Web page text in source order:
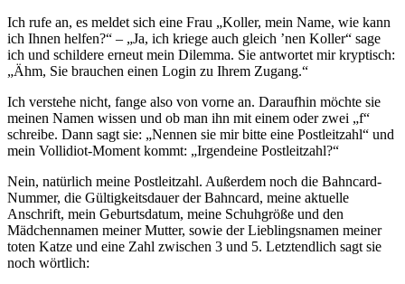
Ich rufe an, es meldet sich eine Frau „Koller, mein Name, wie kann
ich Ihnen helfen?“ – „Ja, ich kriege auch gleich ’nen Koller“ sage
ich und schildere erneut mein Dilemma. Sie antwortet mir kryptisch:
„Ähm, Sie brauchen einen Login zu Ihrem Zugang.“
Ich verstehe nicht, fange also von vorne an. Daraufhin möchte sie
meinen Namen wissen und ob man ihn mit einem oder zwei „f“
schreibe. Dann sagt sie: „Nennen sie mir bitte eine Postleitzahl“ und
mein Vollidiot-Moment kommt: „Irgendeine Postleitzahl?“
Nein, natürlich meine Postleitzahl. Außerdem noch die Bahncard-
Nummer, die Gültigkeitsdauer der Bahncard, meine aktuelle
Anschrift, mein Geburtsdatum, meine Schuhgröße und den
Mädchennamen meiner Mutter, sowie der Lieblingsnamen meiner
toten Katze und eine Zahl zwischen 3 und 5. Letztendlich sagt sie
noch wörtlich: